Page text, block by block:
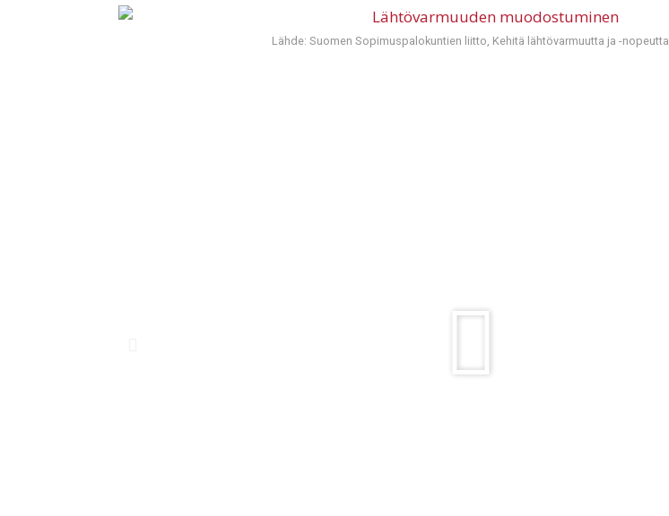
Lähde: Suomen Sopimuspalokuntien liitto, Kehitä lähtövarmuutta ja -nopeutta